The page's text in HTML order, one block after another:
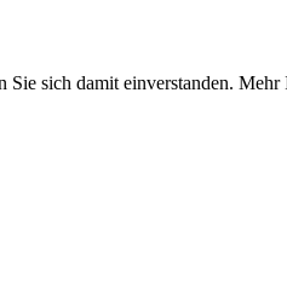
sich damit einverstanden.